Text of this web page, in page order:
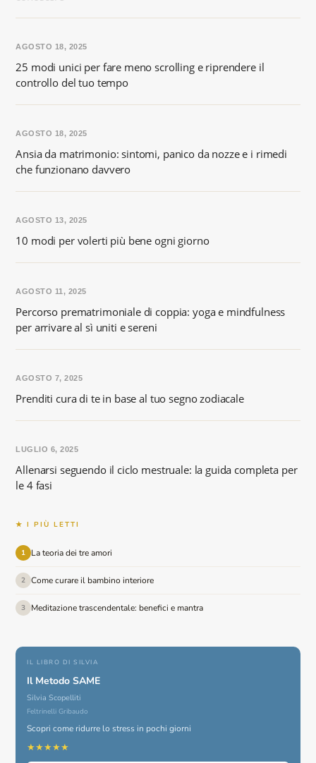
25 modi unici per fare meno scrolling e riprendere il
controllo del tuo tempo
AGOSTO 18, 2025
Ansia da matrimonio: sintomi, panico da nozze e i rimedi
che funzionano davvero
AGOSTO 18, 2025
10 modi per volerti più bene ogni giorno
AGOSTO 13, 2025
Percorso prematrimoniale di coppia: yoga e mindfulness
per arrivare al sì uniti e sereni
AGOSTO 11, 2025
Prenditi cura di te in base al tuo segno zodiacale
AGOSTO 7, 2025
Allenarsi seguendo il ciclo mestruale: la guida completa per
le 4 fasi
LUGLIO 6, 2025
★ I PIÙ LETTI
1 La teoria dei tre amori
2 Come curare il bambino interiore
3 Meditazione trascendentale: benefici e mantra
IL LIBRO DI SILVIA
Il Metodo SAME
Silvia Scopelliti
Feltrinelli Gribaudo
Scopri come ridurre lo stress in pochi giorni
★★★★★